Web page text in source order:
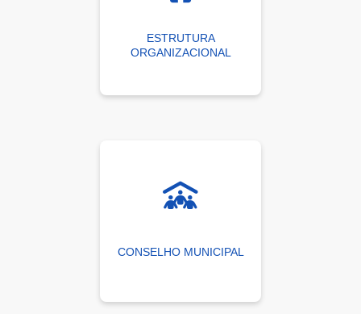
ESTRUTURA
ORGANIZACIONAL
CONSELHO MUNICIPAL